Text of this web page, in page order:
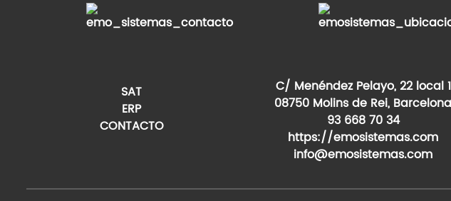
SAT
ERP
CONTACTO
C/ Menéndez Pelayo, 22 local 1
08750 Molins de Rei, Barcelona
93 668 70 34
https://emosistemas.com
info@emosistemas.com